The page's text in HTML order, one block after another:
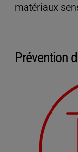
matériaux
Prévention